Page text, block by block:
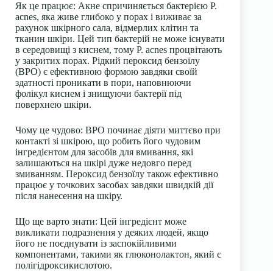
Як це працює: Акне спричиняється бактерією P.
acnes, яка живе глибоко у порах і виживає за
рахунок шкірного сала, відмерлих клітин та
тканин шкіри. Цей тип бактерій не може існувати
в середовищі з киснем, тому P. acnes процвітають
у закритих порах. Рідкий пероксид бензоїлу
(BPO) є ефективною формою завдяки своїй
здатності проникати в пори, наповнюючи
фолікул киснем і знищуючи бактерії під
поверхнею шкіри.
Чому це чудово: BPO починає діяти миттєво при
контакті зі шкірою, що робить його чудовим
інгредієнтом для засобів для вмивання, які
залишаються на шкірі дуже недовго перед
змиванням. Пероксид бензоїлу також ефективно
працює у точкових засобах завдяки швидкій дії
після нанесення на шкіру.
Що ще варто знати: Цей інгредієнт може
викликати подразнення у деяких людей, якщо
його не поєднувати із заспокійливими
компонентами, такими як глюконолактон, який є
полігідроксикислотою.